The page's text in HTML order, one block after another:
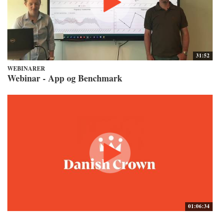
31:52
WEBINARER
Webinar - App og Benchmark
01:06:34